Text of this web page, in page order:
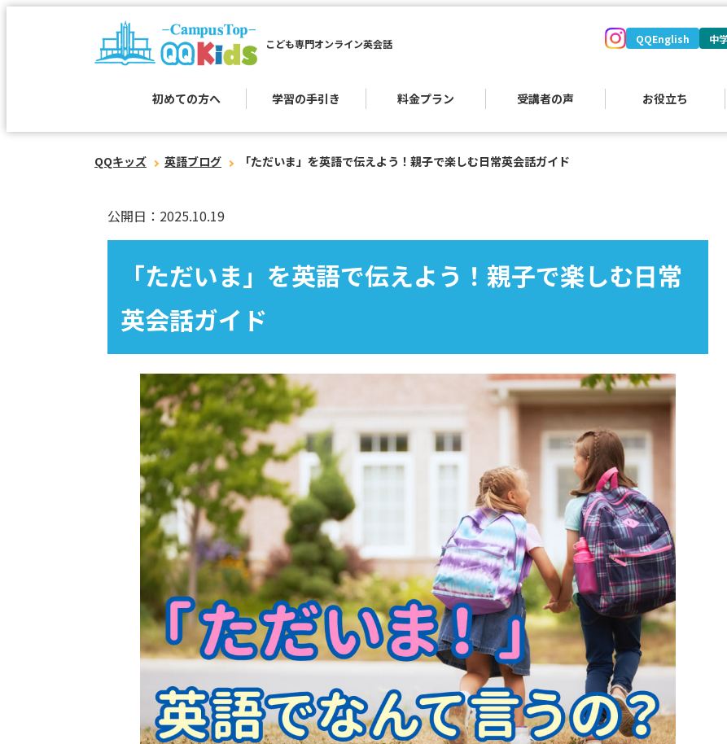
こども専門オンライン英会話
初めての方へ 学習の手引き 料金プラン 受講者の声 お役立ち
QQEnglish 中
QQキッズ 英語ブログ 「ただいま」を英語で伝えよう！親子で楽しむ日常英会話ガイド
公開日：2025.10.19
「ただいま」を英語で伝えよう！親子で楽しむ日常
英会話ガイド